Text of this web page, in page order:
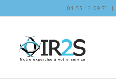
01 55 12 09 71 |